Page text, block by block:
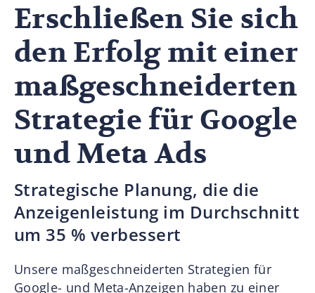
Erschließen Sie sich
den Erfolg mit einer
maßgeschneiderten
Strategie für Google
und Meta Ads
Strategische Planung, die die
Anzeigenleistung im Durchschnitt
um 35 % verbessert
Unsere maßgeschneiderten Strategien für
Google- und Meta-Anzeigen haben zu einer